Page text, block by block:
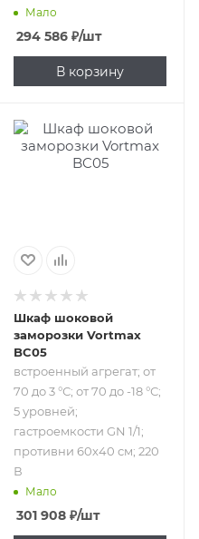
Мало
294 586₽/шт
В корзину
Подпись к товару
встроенный
агрегат; от 70 до 3
60х40 см; 220 В
Шкаф шоковой
заморозки Vortmax
BC05
встроенный агрегат; от
70 до 3 °С; от 70 до -18 °С;
5 уровней;
гастроемкости GN 1/1;
противни 60х40 см; 220
В
Мало
301 908₽/шт